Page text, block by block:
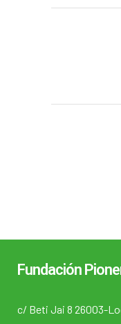
Fundación
c/ Beti Jai 8 26003-